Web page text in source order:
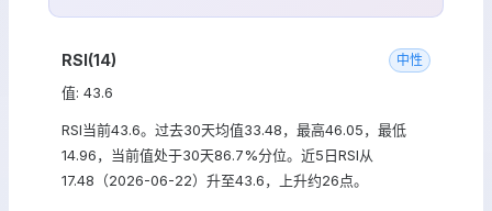
RSI(14) 中性
值: 43.6
RSI当前43.6。过去30天均值33.48，最高46.05，最低
14.96，当前值处于30天86.7%分位。近5日RSI从
17.48（2026-06-22）升至43.6，上升约26点。